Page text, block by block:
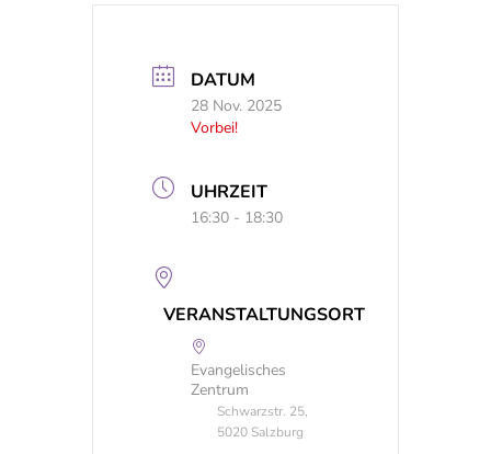
DATUM
28 Nov. 2025
Vorbei!
UHRZEIT
16:30 - 18:30
VERANSTALTUNGSORT
Evangelisches
Zentrum
Schwarzstr. 25,
5020 Salzburg